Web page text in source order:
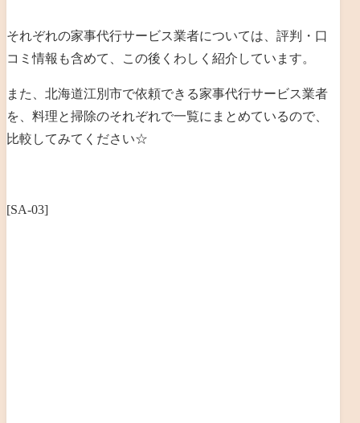
それぞれの家事代行サービス業者については、評判・口
コミ情報も含めて、この後くわしく紹介しています。
また、北海道江別市で依頼できる家事代行サービス業者
を、料理と掃除のそれぞれで一覧にまとめているので、
比較してみてください☆
[SA-03]